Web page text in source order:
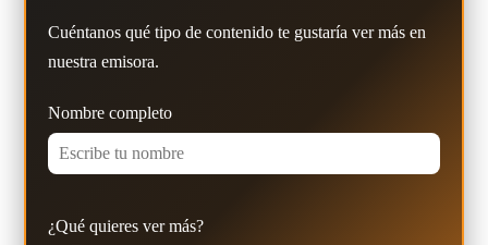
Cuéntanos qué tipo de contenido te gustaría ver más en
nuestra emisora.
Nombre completo
¿Qué quieres ver más?